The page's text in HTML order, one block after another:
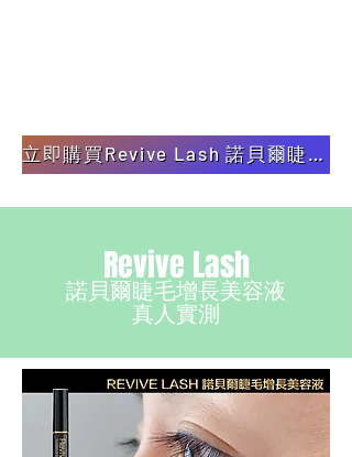
立即購買Revive Lash 諾貝爾睫毛增長美容液 (買一送一優惠）
Revive Lash
諾貝爾睫毛增長美容液
真人實測